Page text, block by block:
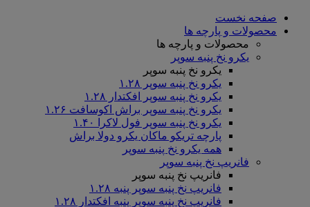
صفحه نخست
محصولات و پارچه ها
محصولات و پارچه ها
یکرو نخ پنبه سوپر
یکرو نخ پنبه سوپر
یکرو نخ پنبه سوپر ۱.۲۸
یکرو نخ پنبه سوپر افکتدار ۱.۲۸
یکرو نخ پنبه سوپر براش اکوسافت ۱.۲۶
یکرو نخ پنبه سوپر فول لاکرا ۱.۴۰
پارچه تریکو ماکان یکرو دولا براش
همه یکرو نخ پنبه سوپر
فانریپ نخ پنبه سوپر
فانریپ نخ پنبه سوپر
فانریپ نخ پنبه سوپر پنبه ۱.۲۸
فانریپ نخ پنبه سوپر پنبه افکتدار ۱.۲۸